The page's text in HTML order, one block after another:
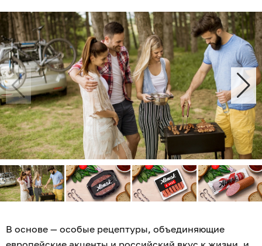
В основе — особые рецептуры, объединяющие